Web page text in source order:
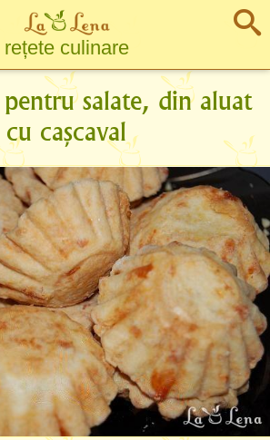
rețete culinare
salate, din aluat
cu cașcaval